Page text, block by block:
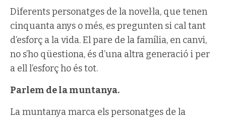
Diferents personatges de la novel·la, que tenen
cinquanta anys o més, es pregunten si cal tant
d’esforç a la vida. El pare de la família, en canvi,
no s’ho qüestiona, és d’una altra generació i per
a ell l’esforç ho és tot.
Parlem de la muntanya.
La muntanya marca els personatges de la